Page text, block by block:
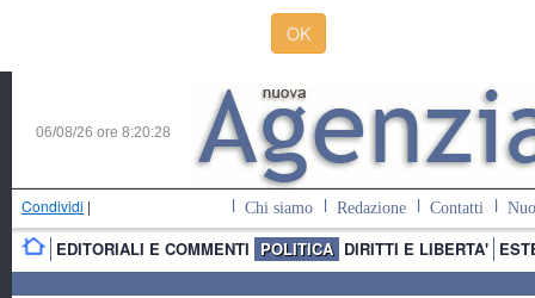
OK
06/08/26 ore 8:20:29
Condividi | Chi siamo Redazione Contatti
EDITORIALI E COMMENTI POLITICA DIRITTI E LIBERTA'